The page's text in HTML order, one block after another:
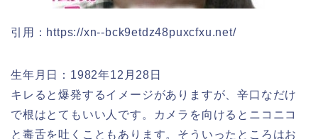
引用：https://xn--bck9etdz48puxcfxu.net/
生年月日：1982年12月28日
キレると爆発するイメージがありますが、辛口なだけ
で根はとてもいい人です。カメラを向けるとニコニコ
と毒舌を吐くこともあります。そういったところはお